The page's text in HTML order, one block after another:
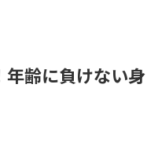
齢に負けない身